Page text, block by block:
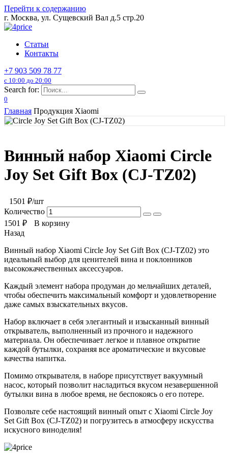
Перейти к содержанию
г. Москва, ул. Сущевский Вал д.5 стр.20
Статьи
Контакты
+7 903 509 78 77
с 10:00 до 20:00
Search for:
0
Главная Продукция Xiaomi
Винный набор Xiaomi Circle
Joy Set Gift Box (CJ-TZ02)
1501 ₽/шт
Количество
1501 ₽
В корзину
Назад
Винный набор Xiaomi Circle Joy Set Gift Box (CJ-TZ02) это
идеальный выбор для ценителей вина и поклонников
высококачественных аксессуаров.
Каждый элемент набора продуман до мельчайших деталей,
чтобы обеспечить максимальный комфорт и удовлетворение
даже самых взыскательных вкусов.
Набор включает в себя элегантный и изысканный винный
открыватель, выполненный из прочного и надежного
материала. Он обеспечивает легкое и плавное открытие
каждой бутылки, сохраняя все ароматические и вкусовые
качества напитка.
Помимо открывателя, в наборе присутствует вакуумный
насос, который позволит насладиться вкусом незавершенной
бутылки вина в любое время, не беспокоясь о его потере.
Позвольте себе настоящий винный опыт с Xiaomi Circle Joy
Set Gift Box (CJ-TZ02) и погрузитесь в атмосферу искусства
искусного виноделия!